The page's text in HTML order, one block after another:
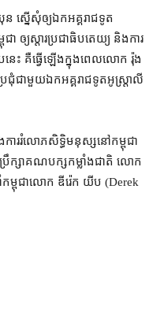
ស្នើសុំ​ឲ្យ​ឯកអគ្គរាជទូត​
ា ឲ្យ​ស្ដារ​ប្រជាធិបតេយ្យ និង​ការ
េះ គឺ​ធ្វើ​ឡើង​ក្នុង​ពេល​លោក រ៉ុង
ាមួយ​ឯកអគ្គរាជទូត​អូស្ត្រាលី​
ការរំលោភ​សិទ្ធិមនុស្ស​នៅ​កម្ពុជា
រឹក្សា​គណបក្ស​កម្លាំងជាតិ លោក
ម្ពុជាលោក ឌីរ៉េក យីប (Derek